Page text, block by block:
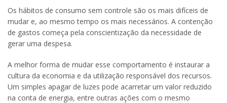
Os hábitos de consumo sem controle são os mais difíceis de
mudar e, ao mesmo tempo os mais necessários. A contenção
de gastos começa pela conscientização da necessidade de
gerar uma despesa.
A melhor forma de mudar esse comportamento é instaurar a
cultura da economia e da utilização responsável dos recursos.
Um simples apagar de luzes pode acarretar um valor reduzido
na conta de energia, entre outras ações com o mesmo